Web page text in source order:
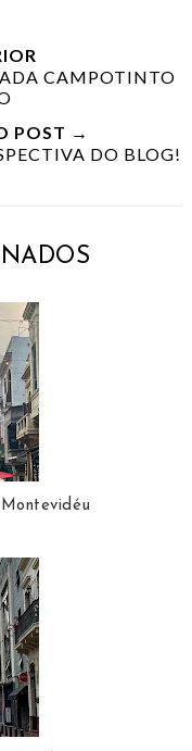
CAMPOTINTO
POST →
DO BLOG!